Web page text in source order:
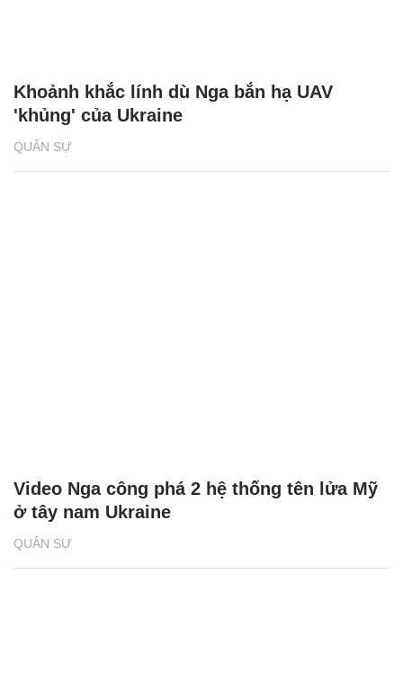
QUÂN SỰ
Khoảnh khắc lính dù Nga bắn hạ UAV
'khủng' của Ukraine
QUÂN SỰ
Video Nga công phá 2 hệ thống tên lửa Mỹ
ở tây nam Ukraine